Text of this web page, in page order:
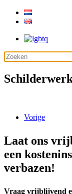
Vorige
Laat ons
een
verbazen!
Vraag vrijblijvend